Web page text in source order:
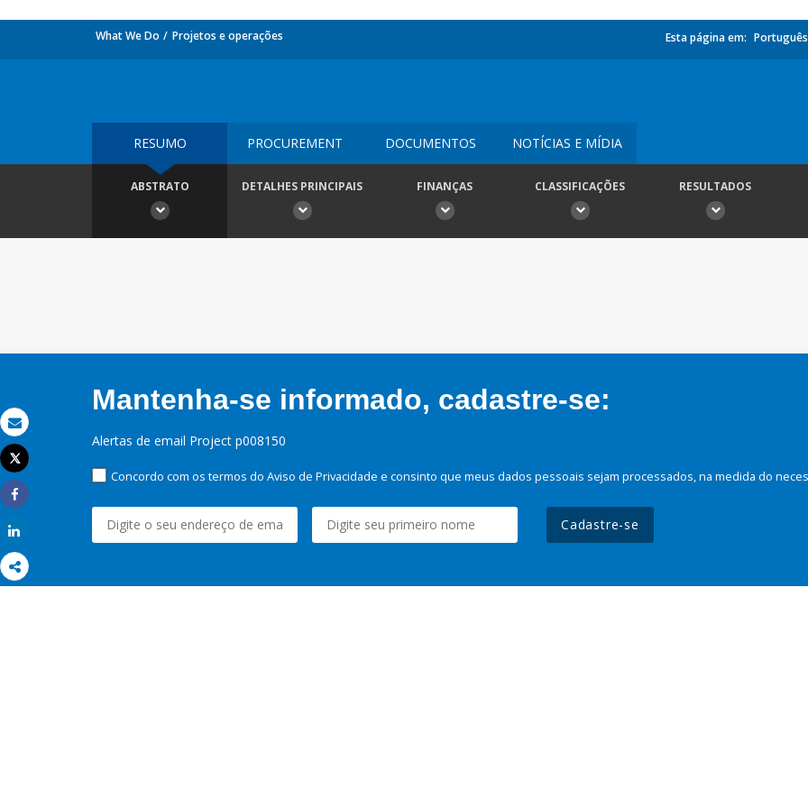
Email
Imprimir
Tweet
Share
What We Do Projetos e operações Esta página em: Português
RESUMO PROCUREMENT DOCUMENTOS NOTÍCIAS E MÍDIA
ABSTRATO DETALHES PRINCIPAIS FINANÇAS CLASSIFICAÇÕES RESULTADOS
Mantenha-se informado, cadastre-se:
Alertas de email Project p008150
Concordo com os termos do Aviso de Privacidade e consinto que meus dados pessoais sejam processados, na medida do
Cadastre-se